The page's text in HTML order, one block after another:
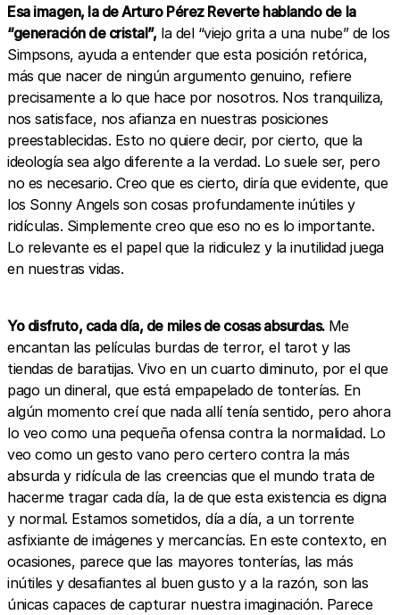
Esa imagen, la de Arturo Pérez Reverte hablando de la
“generación de cristal”,la del “viejo grita a una nube” de los
Simpsons, ayuda a entender que esta posición retórica,
más que nacer de ningún argumento genuino, refiere
precisamente a lo que hace por nosotros. Nos tranquiliza,
nos satisface, nos afianza en nuestras posiciones
preestablecidas. Esto no quiere decir, por cierto, que la
ideología sea algo diferente a la verdad. Lo suele ser, pero
no es necesario. Creo que es cierto, diría que evidente, que
los Sonny Angels son cosas profundamente inútiles y
ridículas. Simplemente creo que eso no es lo importante.
Lo relevante es el papel que la ridiculez y la inutilidad juega
en nuestras vidas.
Yo disfruto, cada día, de miles de cosas absurdas. Me
encantan las películas burdas de terror, el tarot y las
tiendas de baratijas. Vivo en un cuarto diminuto, por el que
pago un dineral, que está empapelado de tonterías. En
algún momento creí que nada allí tenía sentido, pero ahora
lo veo como una pequeña ofensa contra la normalidad. Lo
veo como un gesto vano pero certero contra la más
absurda y ridícula de las creencias que el mundo trata de
hacerme tragar cada día, la de que esta existencia es digna
y normal. Estamos sometidos, día a día, a un torrente
asfixiante de imágenes y mercancías. En este contexto, en
ocasiones, parece que las mayores tonterías, las más
inútiles y desafiantes al buen gusto y a la razón, son las
únicas capaces de capturar nuestra imaginación. Parece